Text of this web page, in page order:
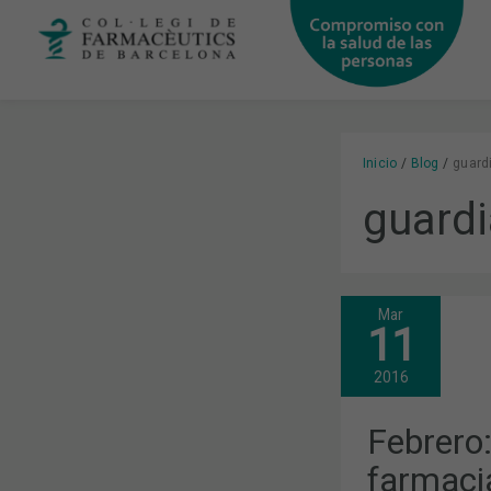
Inicio Blog
Mar
11
2016
FEBRERO:
PAGO
A
LAS
LA
CARTERA
DE
SERVICIOS,